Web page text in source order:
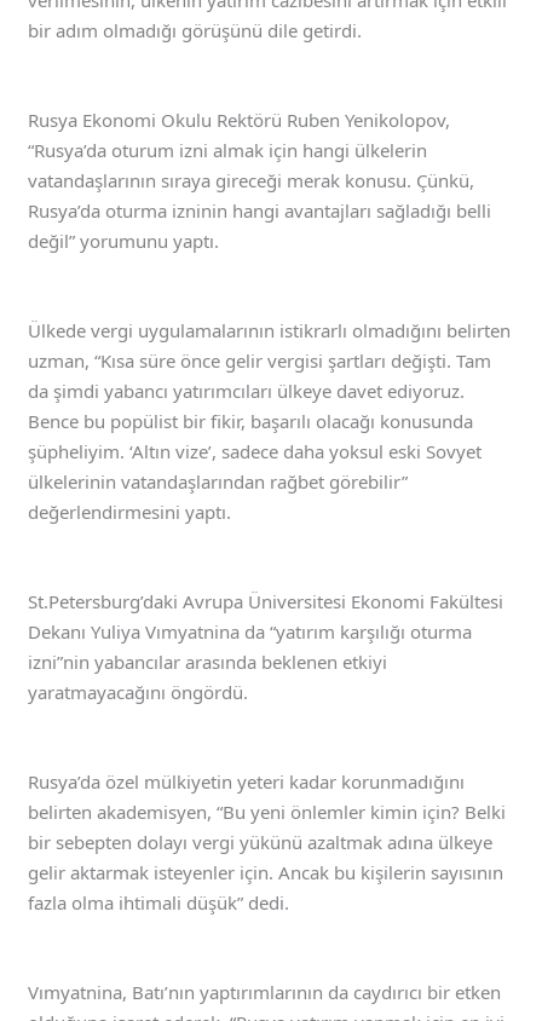
bir adım olmadığı görüşünü dile getirdi.
Rusya Ekonomi Okulu Rektörü Ruben Yenikolopov,
“Rusya’da oturum izni almak için hangi ülkelerin
vatandaşlarının sıraya gireceği merak konusu. Çünkü,
Rusya’da oturma izninin hangi avantajları sağladığı belli
değil” yorumunu yaptı.
Ülkede vergi uygulamalarının istikrarlı olmadığını belirten
uzman, “Kısa süre önce gelir vergisi şartları değişti. Tam
da şimdi yabancı yatırımcıları ülkeye davet ediyoruz.
Bence bu popülist bir fikir, başarılı olacağı konusunda
şüpheliyim. ‘Altın vize’, sadece daha yoksul eski Sovyet
ülkelerinin vatandaşlarından rağbet görebilir”
değerlendirmesini yaptı.
St.Petersburg’daki Avrupa Üniversitesi Ekonomi Fakültesi
Dekanı Yuliya Vımyatnina da “yatırım karşılığı oturma
izni”nin yabancılar arasında beklenen etkiyi
yaratmayacağını öngördü.
Rusya’da özel mülkiyetin yeteri kadar korunmadığını
belirten akademisyen, “Bu yeni önlemler kimin için? Belki
bir sebepten dolayı vergi yükünü azaltmak adına ülkeye
gelir aktarmak isteyenler için. Ancak bu kişilerin sayısının
fazla olma ihtimali düşük” dedi.
Vımyatnina, Batı’nın yaptırımlarının da caydırıcı bir etken